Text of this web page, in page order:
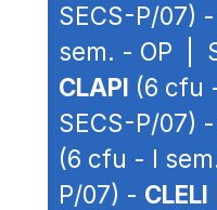
SECS-P/07) -
sem. - OP |
CLAPI (6 cfu
SECS-P/07) -
(6 cfu - I
P/07) - CLELI